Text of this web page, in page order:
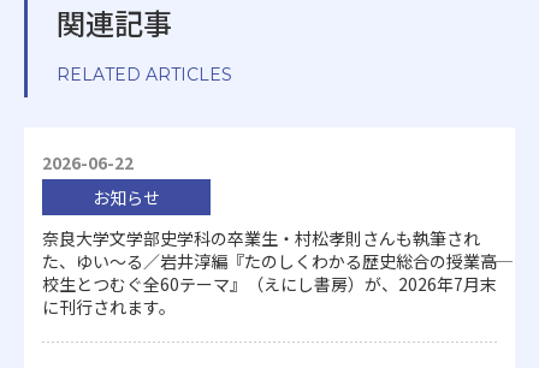
関連記事
RELATED ARTICLES
2026-06-22
お知らせ
奈良大学文学部史学科の卒業生・村松孝則さんも執筆され
た、ゆい～る／岩井淳編『たのしくわかる歴史総合の授業――高
校生とつむぐ全60テーマ』（えにし書房）が、2026年7月末
に刊行されます。